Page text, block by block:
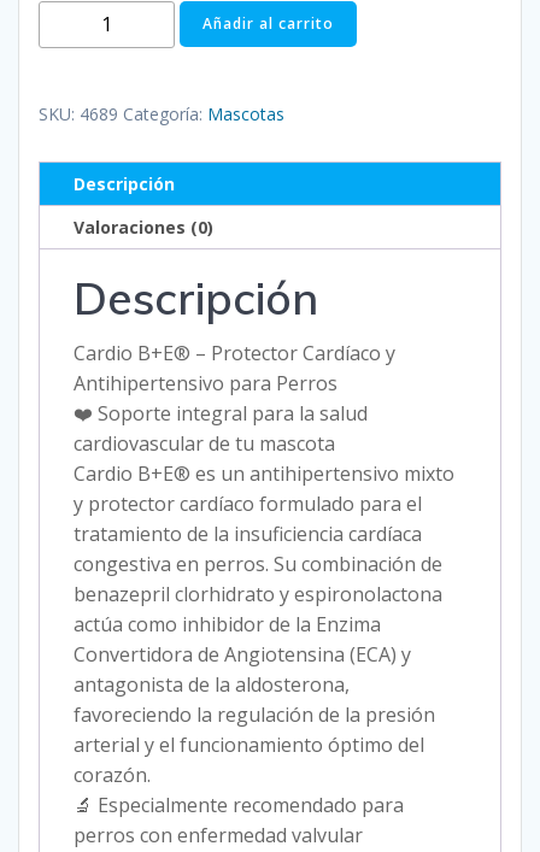
CARDIO
B+E
10-
KG
TABLETA
cantidad
Añadir al carrito
SKU: 4689 Categoría: Mascotas
Descripción
Valoraciones (0)
Descripción
Cardio B+E® – Protector Cardíaco y
Antihipertensivo para Perros
❤️ Soporte integral para la salud
cardiovascular de tu mascota
Cardio B+E® es un antihipertensivo mixto
y protector cardíaco formulado para el
tratamiento de la insuficiencia cardíaca
congestiva en perros. Su combinación de
benazepril clorhidrato y espironolactona
actúa como inhibidor de la Enzima
Convertidora de Angiotensina (ECA) y
antagonista de la aldosterona,
favoreciendo la regulación de la presión
arterial y el funcionamiento óptimo del
corazón.
🔬 Especialmente recomendado para
perros con enfermedad valvular